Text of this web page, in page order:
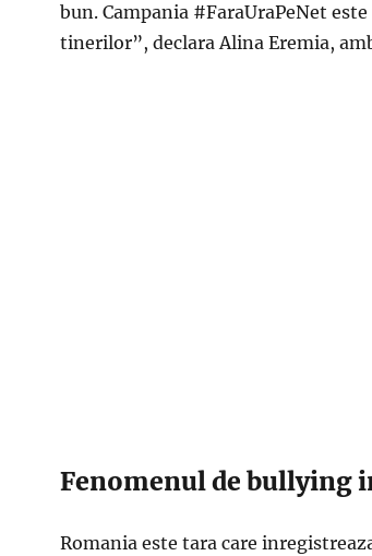
bun. Campania #FaraUraPeNet
tinerilor”, declaraAlina Eremia,
Fenomenul de bullying
Romania este tara care